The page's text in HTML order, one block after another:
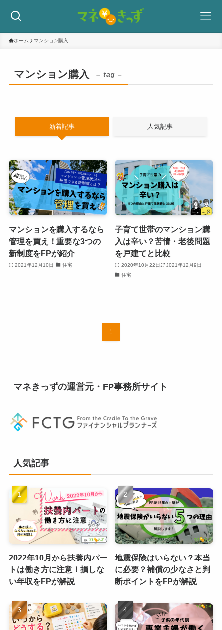
ホーム マンション購入
マンション購入 – tag –
新着記事 人気記事
マンションを購入するなら
管理を買え！重要な3つの
新制度をFPが紹介
2021年12月10日 住宅
子育て世帯のマンション購
入は辛い？苦情・老後問題
を戸建てと比較
2020年10月22日
2021年12月9日
住宅
1
マネきっずの運営元・FP事務所サイト
人気記事
2022年10月から扶養内パー
トは働き方に注意！損しな
い年収をFPが解説
地震保険はいらない？本当
に必要？補償の少なさと判
断ポイントをFPが解説